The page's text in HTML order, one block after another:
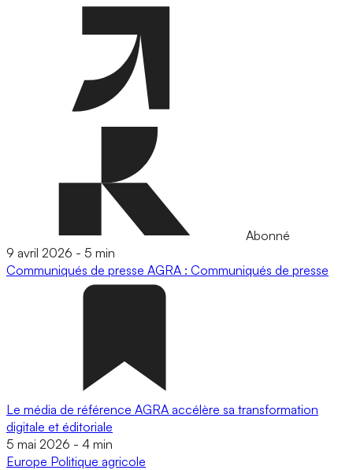
Abonné
9 avril 2026 - 5 min
Communiqués de presse AGRA : Communiqués de presse
Le média de référence AGRA accélère sa transformation
digitale et éditoriale
5 mai 2026 - 4 min
Europe Politique agricole